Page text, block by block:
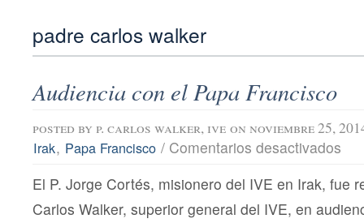
padre carlos walker
Audiencia con el Papa Francisco
posted by p. carlos walker, ive on noviembre 25,
Irak, Papa Francisco / Comentarios desactivados
el
El P. Jorge Cortés, misionero del IVE en Irak, fue
Carlos Walker, superior general del IVE, en